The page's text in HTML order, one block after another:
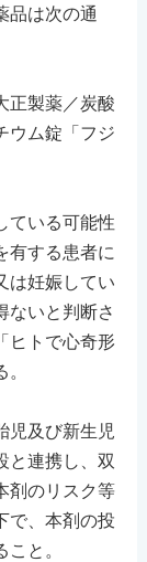
品は次の通
正製薬／炭酸
ウム錠「フジ
ている可能性
有する患者に
は妊娠してい
ないと判断さ
ヒトで心奇形
児及び新生児
と連携し、双
剤のリスク等
で、本剤の投
と。